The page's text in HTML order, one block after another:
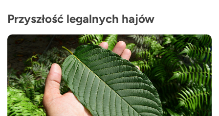
Przyszłość legalnych hajów